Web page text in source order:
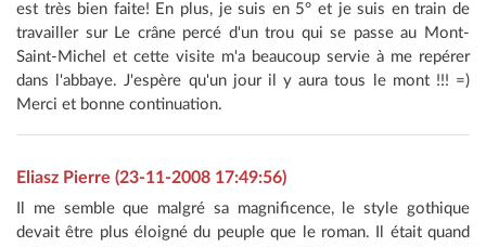
est très bien faite! En plus, je suis en 5° et je suis en train de
travailler sur Le crâne percé d'un trou qui se passe au Mont-
Saint-Michel et cette visite m'a beaucoup servie à me repérer
dans l'abbaye. J'espère qu'un jour il y aura tous le mont !!! =)
Merci et bonne continuation.
Eliasz Pierre (23-11-2008 17:49:56)
Il me semble que malgré sa magnificence, le style gothique
devait être plus éloigné du peuple que le roman. Il était quand